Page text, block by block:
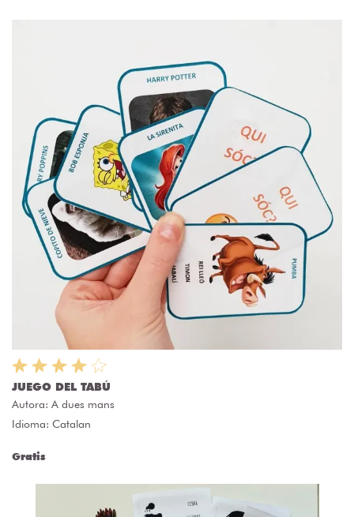
JUEGO DEL TABÚ
Autora: A dues mans
Idioma: Catalan
Gratis